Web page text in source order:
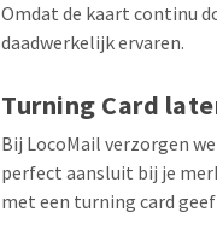
Omdat de kaart continu
daadwerkelijk ervaren.
Turning Card
Bij LocoMail verzorgen
perfect aansluit bij je
met een turning card